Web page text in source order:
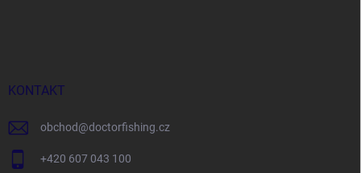
KONTAKT
obchod@doctorfishing.cz
+420 607 043 100